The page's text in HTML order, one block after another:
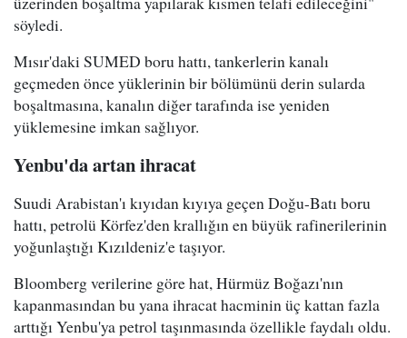
söyledi.
Mısır'daki SUMED boru hattı, tankerlerin kanalı
geçmeden önce yüklerinin bir bölümünü derin sularda
boşaltmasına, kanalın diğer tarafında ise yeniden
yüklemesine imkan sağlıyor.
Yenbu'da artan ihracat
Suudi Arabistan'ı kıyıdan kıyıya geçen Doğu-Batı boru
hattı, petrolü Körfez'den krallığın en büyük rafinerilerinin
yoğunlaştığı Kızıldeniz'e taşıyor.
Bloomberg verilerine göre hat, Hürmüz Boğazı'nın
kapanmasından bu yana ihracat hacminin üç kattan fazla
arttığı Yenbu'ya petrol taşınmasında özellikle faydalı oldu.